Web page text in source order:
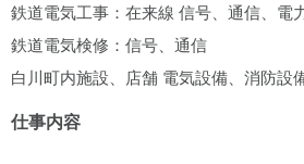
鉄道電気工事：在来線 信号、通信、電
鉄道電気検修：信号、通信
白川町内施設、店舗 電気設備、消防設
仕事内容